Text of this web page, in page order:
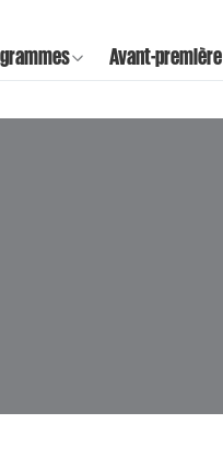
Avant-première